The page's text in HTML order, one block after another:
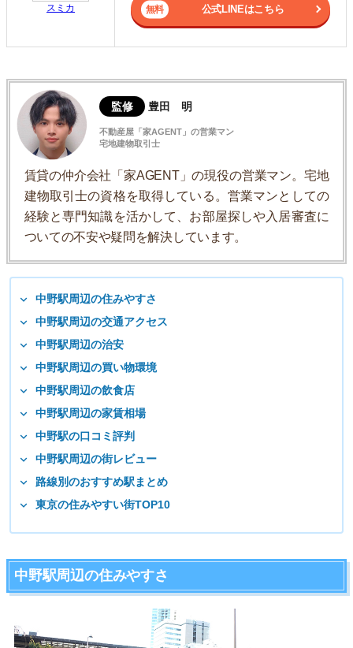
スミカ 公式LINEはこちら
監修 豊田 明
不動産屋「家AGENT」の営業マン
宅地建物取引士
賃貸の仲介会社「家AGENT」の現役の営業マン。宅地
建物取引士の資格を取得している。営業マンとしての
経験と専門知識を活かして、お部屋探しや入居審査に
ついての不安や疑問を解決しています。
中野駅周辺の住みやすさ
中野駅周辺の交通アクセス
中野駅周辺の治安
中野駅周辺の買い物環境
中野駅周辺の飲食店
中野駅周辺の家賃相場
中野駅の口コミ評判
中野駅周辺の街レビュー
路線別のおすすめ駅まとめ
東京の住みやすい街TOP10
中野駅周辺の住みやすさ